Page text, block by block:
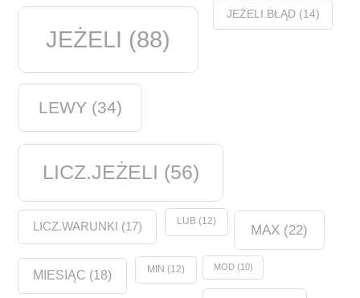
JEŻELI (88)
JEŻELI.BŁĄD(14)
LEWY (34)
LICZ.JEŻELI (56)
LICZ.WARUNKI (17) LUB(12)
MAX(22)
MIESIĄC (18) MIN (12) MOD(10)